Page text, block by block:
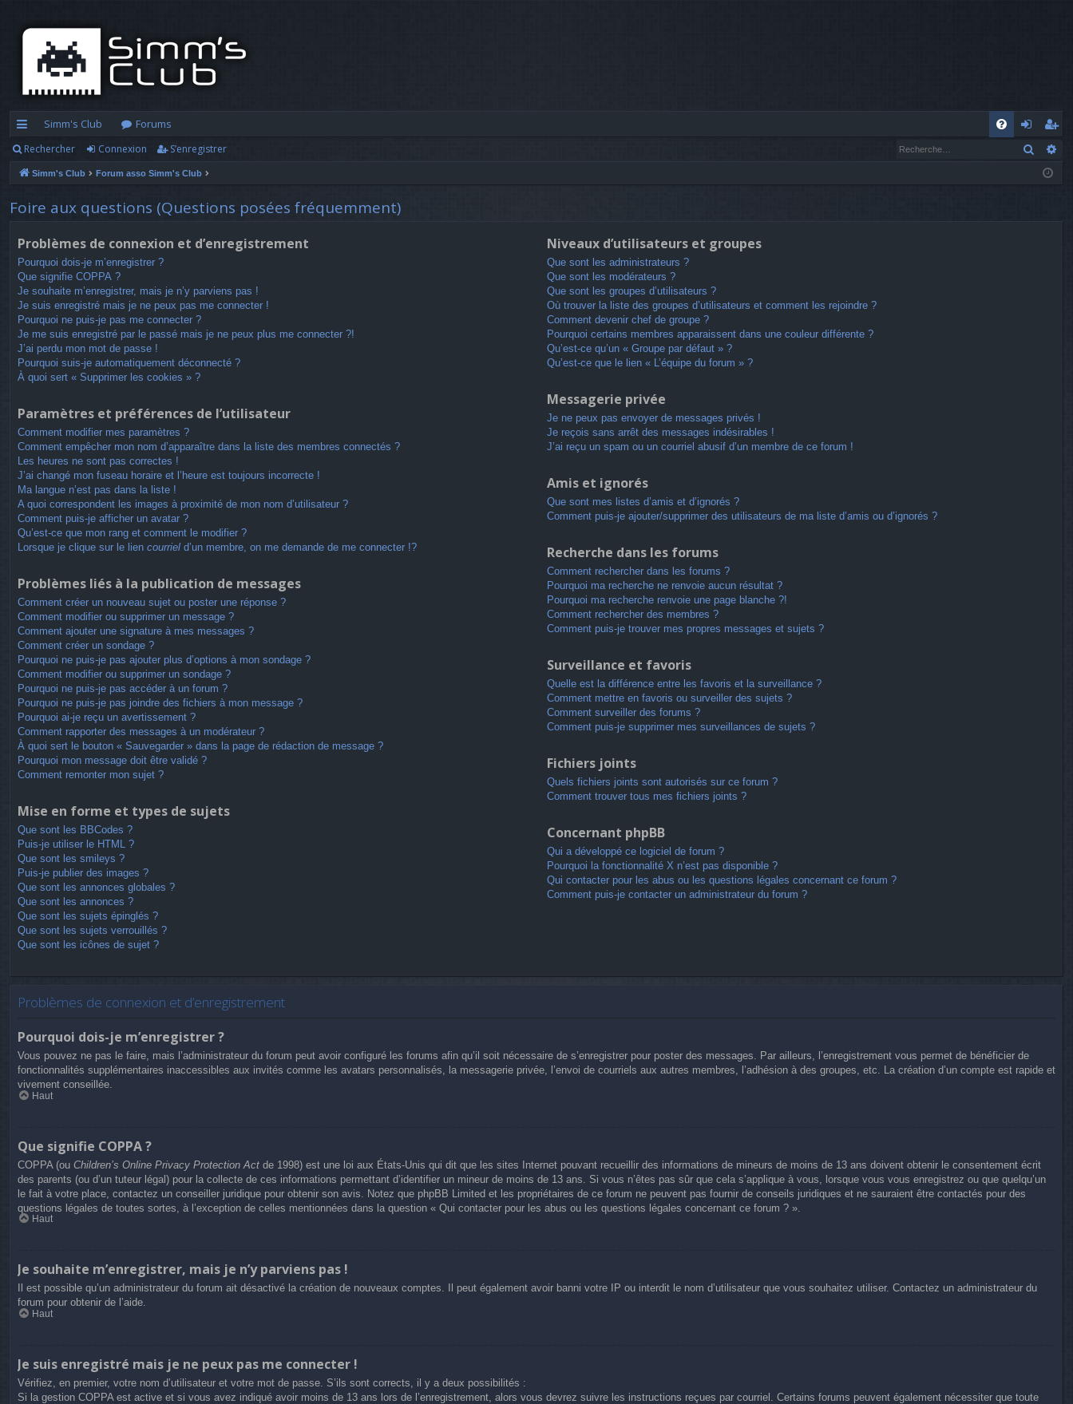
cc
ès
ra
d
e
Simm's Club
Forums
o
’e
nr
Rechercher Connexion S’enregistrer
Simm's Club Forum asso Simm's Club
Foire aux questions (Questions posées fréquemment)
Problèmes de connexion et d’enregistrement
Pourquoi dois-je m’enregistrer ?
Que signifie COPPA ?
Je souhaite m’enregistrer, mais je n’y parviens pas !
Je suis enregistré mais je ne peux pas me connecter !
Pourquoi ne puis-je pas me connecter ?
Je me suis enregistré par le passé mais je ne peux plus me connecter ?!
J’ai perdu mon mot de passe !
Pourquoi suis-je automatiquement déconnecté ?
À quoi sert « Supprimer les cookies » ?
Paramètres et préférences de l’utilisateur
Comment modifier mes paramètres ?
Comment empêcher mon nom d’apparaître dans la liste des membres connectés ?
Les heures ne sont pas correctes !
J’ai changé mon fuseau horaire et l’heure est toujours incorrecte !
Ma langue n’est pas dans la liste !
A quoi correspondent les images à proximité de mon nom d’utilisateur ?
Comment puis-je afficher un avatar ?
Qu’est-ce que mon rang et comment le modifier ?
Lorsque je clique sur le lien courriel d’un membre, on me demande de me connecter !?
Problèmes liés à la publication de messages
Comment créer un nouveau sujet ou poster une réponse ?
Comment modifier ou supprimer un message ?
Comment ajouter une signature à mes messages ?
Comment créer un sondage ?
Pourquoi ne puis-je pas ajouter plus d’options à mon sondage ?
Comment modifier ou supprimer un sondage ?
Pourquoi ne puis-je pas accéder à un forum ?
Pourquoi ne puis-je pas joindre des fichiers à mon message ?
Pourquoi ai-je reçu un avertissement ?
Comment rapporter des messages à un modérateur ?
À quoi sert le bouton « Sauvegarder » dans la page de rédaction de message ?
Pourquoi mon message doit être validé ?
Comment remonter mon sujet ?
Mise en forme et types de sujets
Que sont les BBCodes ?
Puis-je utiliser le HTML ?
Que sont les smileys ?
Puis-je publier des images ?
Que sont les annonces globales ?
Que sont les annonces ?
Que sont les sujets épinglés ?
Que sont les sujets verrouillés ?
Que sont les icônes de sujet ?
Niveaux d’utilisateurs et groupes
Que sont les administrateurs ?
Que sont les modérateurs ?
Que sont les groupes d’utilisateurs ?
Où trouver la liste des groupes d’utilisateurs et comment les rejoindre ?
Comment devenir chef de groupe ?
Pourquoi certains membres apparaissent dans une couleur différente ?
Qu’est-ce qu’un « Groupe par défaut » ?
Qu’est-ce que le lien « L’équipe du forum » ?
Messagerie privée
Je ne peux pas envoyer de messages privés !
Je reçois sans arrêt des messages indésirables !
J’ai reçu un spam ou un courriel abusif d’un membre de ce forum !
Amis et ignorés
Que sont mes listes d’amis et d’ignorés ?
Comment puis-je ajouter/supprimer des utilisateurs de ma liste d’amis ou d’ignorés ?
Recherche dans les forums
Comment rechercher dans les forums ?
Pourquoi ma recherche ne renvoie aucun résultat ?
Pourquoi ma recherche renvoie une page blanche ?!
Comment rechercher des membres ?
Comment puis-je trouver mes propres messages et sujets ?
Surveillance et favoris
Quelle est la différence entre les favoris et la surveillance ?
Comment mettre en favoris ou surveiller des sujets ?
Comment surveiller des forums ?
Comment puis-je supprimer mes surveillances de sujets ?
Fichiers joints
Quels fichiers joints sont autorisés sur ce forum ?
Comment trouver tous mes fichiers joints ?
Concernant phpBB
Qui a développé ce logiciel de forum ?
Pourquoi la fonctionnalité X n’est pas disponible ?
Qui contacter pour les abus ou les questions légales concernant ce forum ?
Comment puis-je contacter un administrateur du forum ?
Problèmes de connexion et d’enregistrement
Pourquoi dois-je m’enregistrer ?
Vous pouvez ne pas le faire, mais l’administrateur du forum peut avoir configuré les forums afin qu’il soit nécessaire de s’enregistrer pour poster des messages. Par ailleurs, l’enregistrement vous permet de bénéficier de
fonctionnalités supplémentaires inaccessibles aux invités comme les avatars personnalisés, la messagerie privée, l’envoi de courriels aux autres membres, l’adhésion à des groupes, etc. La création d’un compte est rapide et
vivement conseillée.
Haut
Que signifie COPPA ?
COPPA (ou Children’s Online Privacy Protection Act de 1998) est une loi aux États-Unis qui dit que les sites Internet pouvant recueillir des informations de mineurs de moins de 13 ans doivent obtenir le consentement écrit
des parents (ou d’un tuteur légal) pour la collecte de ces informations permettant d’identifier un mineur de moins de 13 ans. Si vous n’êtes pas sûr que cela s’applique à vous, lorsque vous vous enregistrez ou que quelqu’un
le fait à votre place, contactez un conseiller juridique pour obtenir son avis. Notez que phpBB Limited et les propriétaires de ce forum ne peuvent pas fournir de conseils juridiques et ne sauraient être contactés pour des
questions légales de toutes sortes, à l’exception de celles mentionnées dans la question « Qui contacter pour les abus ou les questions légales concernant ce forum ? ».
Haut
Je souhaite m’enregistrer, mais je n’y parviens pas !
Il est possible qu’un administrateur du forum ait désactivé la création de nouveaux comptes. Il peut également avoir banni votre IP ou interdit le nom d’utilisateur que vous souhaitez utiliser. Contactez un administrateur du
forum pour obtenir de l’aide.
Haut
Je suis enregistré mais je ne peux pas me connecter !
Vérifiez, en premier, votre nom d’utilisateur et votre mot de passe. S’ils sont corrects, il y a deux possibilités :
Si la gestion COPPA est active et si vous avez indiqué avoir moins de 13 ans lors de l’enregistrement, alors vous devrez suivre les instructions reçues par courriel. Certains forums peuvent également nécessiter que toute